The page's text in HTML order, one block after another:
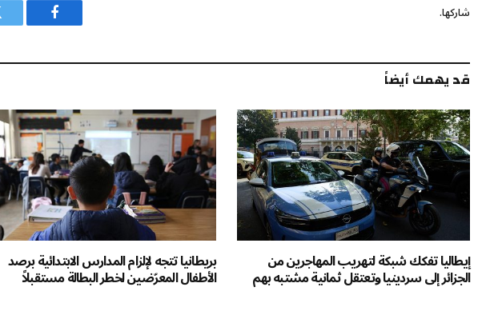
شاركها.
فيسبوك
قد يهمك أيضاً
إيطاليا تفكك شبكة لتهريب المهاجرين من
الجزائر إلى سردينيا وتعتقل ثمانية مشتبه بهم
بريطانيا تتجه لإلزام المدارس الابتدائية برصد
الأطفال المعرّضين لخطر البطالة مستقبلاً